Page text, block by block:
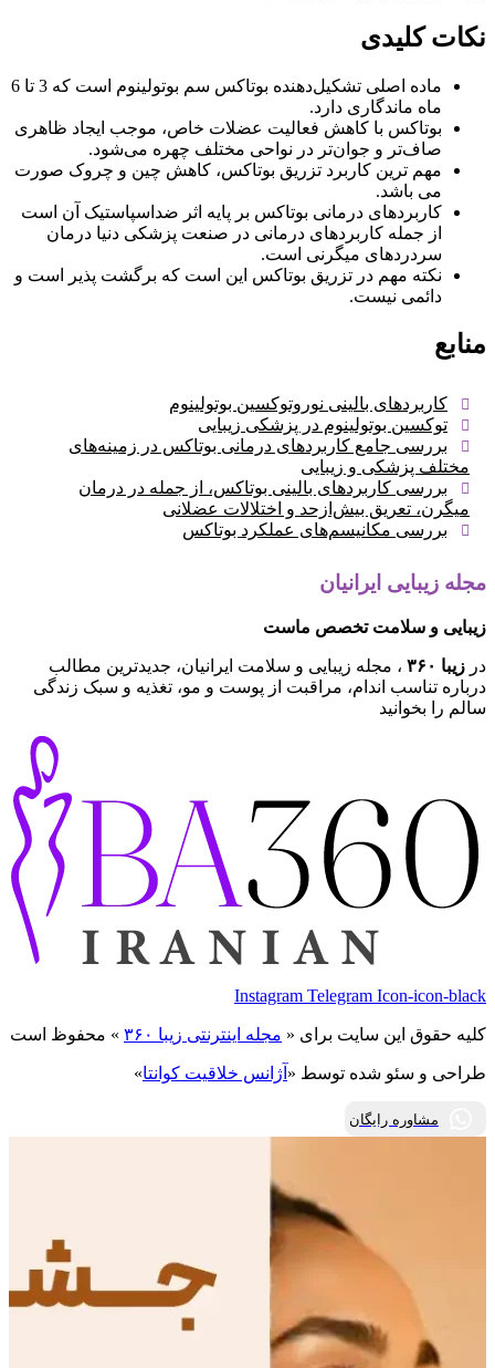
نکات کلیدی
ماده اصلی تشکیل‌دهنده بوتاکس سم بوتولینوم است که 3 تا 6
ماه ماندگاری دارد.
بوتاکس با کاهش فعالیت عضلات خاص، موجب ایجاد ظاهری
صاف‌تر و جوان‌تر در نواحی مختلف چهره می‌شود.
مهم ترین کاربرد تزریق بوتاکس، کاهش چین و چروک صورت
می باشد.
کاربردهای درمانی بوتاکس بر پایه اثر ضداسپاستیک آن است
از جمله کاربردهای درمانی در صنعت پزشکی دنیا درمان
سردردهای میگرنی است.
نکته مهم در تزریق بوتاکس این است که برگشت پذیر است و
دائمی نیست.
منابع
کاربردهای بالینی نوروتوکسین بوتولینوم
توکسین بوتولینوم در پزشکی زیبایی
بررسی جامع کاربردهای درمانی بوتاکس در زمینه‌های
مختلف پزشکی و زیبایی
بررسی کاربردهای بالینی بوتاکس، از جمله در درمان
میگرن، تعریق بیش‌ازحد و اختلالات عضلانی
بررسی مکانیسم‌های عملکرد بوتاکس
مجله زیبایی ایرانیان
زیبایی و سلامت تخصص ماست
در زیبا ۳۶۰
، مجله زیبایی و سلامت ایرانیان، جدیدترین مطالب
درباره تناسب اندام، مراقبت از پوست و مو، تغذیه و سبک زندگی
سالم را بخوانید
Instagram Telegram Icon-icon-black
کلیه حقوق این سایت برای « مجله اینترنتی زیبا ۳۶۰ » محفوظ است
طراحی و سئو شده توسط « آژانس خلاقیت کوانتا»
مشاوره رایگان